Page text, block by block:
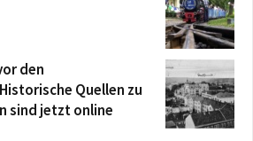
den
Quellen zu
sind jetzt online